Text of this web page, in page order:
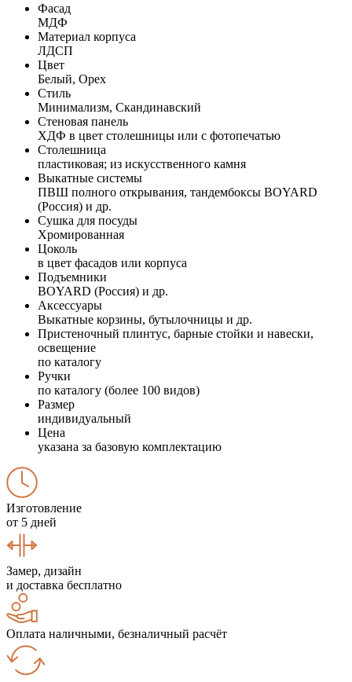
Фасад
МДФ
Материал корпуса
ЛДСП
Цвет
Белый, Орех
Стиль
Минимализм, Скандинавский
Стеновая панель
ХДФ в цвет столешницы или с фотопечатью
Столешница
пластиковая; из искусственного камня
Выкатные системы
ПВШ полного открывания, тандембоксы BOYARD
(Россия) и др.
Сушка для посуды
Хромированная
Цоколь
в цвет фасадов или корпуса
Подъемники
BOYARD (Россия) и др.
Аксессуары
Выкатные корзины, бутылочницы и др.
Пристеночный плинтус, барные стойки и навески,
освещение
по каталогу
Ручки
по каталогу (более 100 видов)
Размер
индивидуальный
Цена
указана за базовую комплектацию
Изготовление
от 5 дней
Замер, дизайн
и доставка бесплатно
Оплата наличными, безналичный расчёт